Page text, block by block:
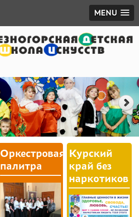
MENU
Оркестровая
палитра
Курский
край без
наркотиков